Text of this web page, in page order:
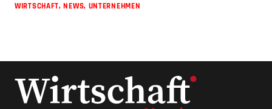
WIRTSCHAFT,NEWS, UNTERNEHMEN